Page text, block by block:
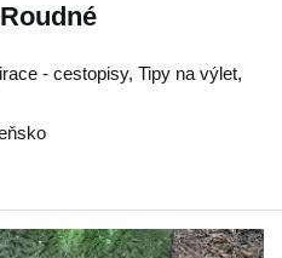
- cestopisy, Tipy na výlet,